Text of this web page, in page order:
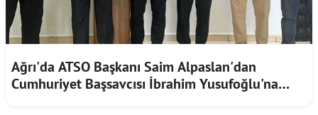
Ağrı'da ATSO Başkanı Saim Alpaslan'dan
Cumhuriyet Başsavcısı İbrahim Yusufoğlu'na